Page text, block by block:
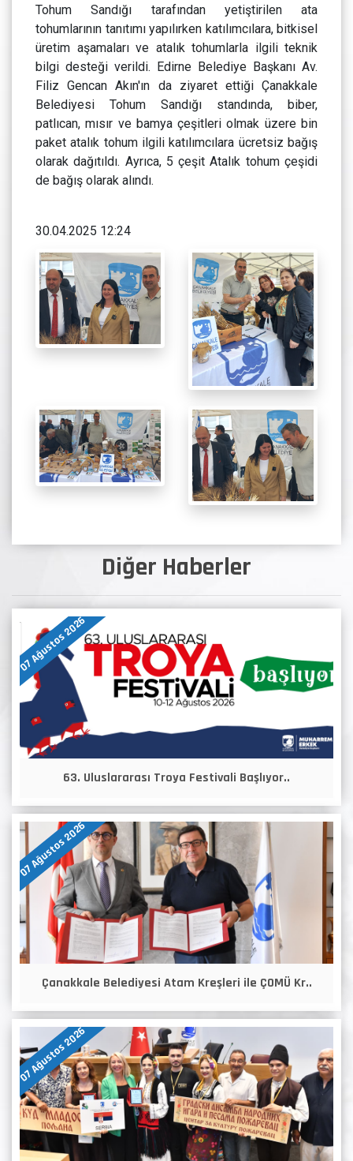
Diğer Haberler
07 Ağustos 2026
63. Uluslararası Troya Festivali Başlıyor..
07 Ağustos 2026
Çanakkale Belediyesi Atam Kreşleri ile ÇOMÜ Kr..
07 Ağustos 2026
Tohum Sandığı tarafından yetiştirilen ata
tohumlarının tanıtımı yapılırken katılımcılara, bitkisel
üretim aşamaları ve atalık tohumlarla ilgili teknik
bilgi desteği verildi. Edirne Belediye Başkanı Av.
Filiz Gencan Akın'ın da ziyaret ettiği Çanakkale
Belediyesi Tohum Sandığı standında, biber,
patlıcan, mısır ve bamya çeşitleri olmak üzere bin
paket atalık tohum ilgili katılımcılara ücretsiz bağış
olarak dağıtıldı. Ayrıca, 5 çeşit Atalık tohum çeşidi
de bağış olarak alındı.
30.04.2025 12:24